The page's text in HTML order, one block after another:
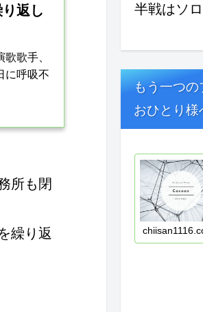
返し
歌手、
に呼吸不
所も閉
繰り返
半戦はソ
もう一つの
おひとり様